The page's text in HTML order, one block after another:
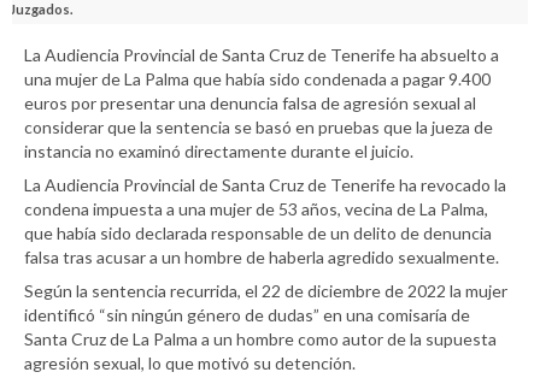
Juzgados.
La Audiencia Provincial de Santa Cruz de Tenerife ha absuelto a
una mujer de La Palma que había sido condenada a pagar 9.400
euros por presentar una denuncia falsa de agresión sexual al
considerar que la sentencia se basó en pruebas que la jueza de
instancia no examinó directamente durante el juicio.
La Audiencia Provincial de Santa Cruz de Tenerife ha revocado la
condena impuesta a una mujer de 53 años, vecina de La Palma,
que había sido declarada responsable de un delito de denuncia
falsa tras acusar a un hombre de haberla agredido sexualmente.
Según la sentencia recurrida, el 22 de diciembre de 2022 la mujer
identificó “sin ningún género de dudas” en una comisaría de
Santa Cruz de La Palma a un hombre como autor de la supuesta
agresión sexual, lo que motivó su detención.